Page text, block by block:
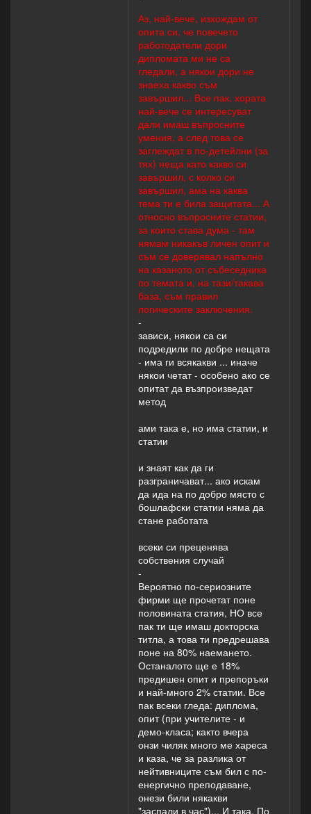
Аз, най-вече, изхождам от
опита си, че повечето
работодатели дори
дипломата ми не са
гледали, а някои дори не
знаеха какво съм
завършил... Все пак, хората
най-вече се интересуват
дали имаш въпросните
умения, а след това се
заглеждат в по-детейлни (за
тях) неща като какво си
завършил, с колко си
завършил, ама на каква
тема ти е била защитата... А
относно въпросните статии,
за които става дума - там
нямам никакъв личен опит и
съм се доверявал напълно
на казаното от събеседника
по темата и, на тази/такава
база, съм правил
логическите заключения.
-
зависи, някои са си
подредили по добре нещата
- има ги всякакви ... иначе
някои четат - особено ако се
опитат да възпроизведат
метод
ами така е, но има статии, и
статии
и знаят как да ги
разграничават... ако искам
да ида на по добро място с
бошлафски статии няма да
стане работата
всеки си преценява
собствения случай
-
Вероятно по-сериозните
фирми ще прочетат поне
половината статия, НО все
пак ти ще имаш докторска
титла, а това ти предрешава
поне на 80% наемането.
Останалото ще е 18%
предишен опит и препоръки
и най-много 2% статии. Все
пак всеки гледа: диплома,
опит (при учителите - и
демо-класа; както вчера
онзи чиляк много ме хареса
и каза, че за разлика от
нейтивниците съм бил с по-
енергично преподаване,
онези били някакви
"заспали в час")... И така. По